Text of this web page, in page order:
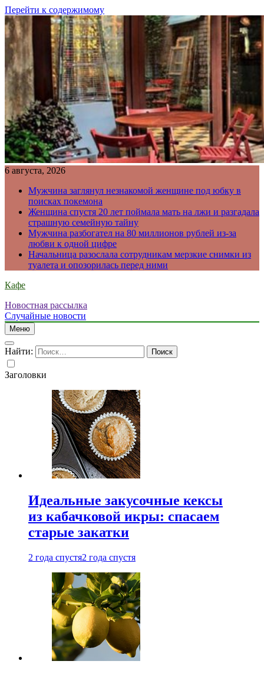
Перейти к содержимому
6 августа, 2026
Мужчина заглянул незнакомой женщине под юбку в
поисках покемона
Женщина спустя 20 лет поймала мать на лжи и разгадала
страшную семейную тайну
Мужчина разбогател на 80 миллионов рублей из-за
любви к одной цифре
Начальница разослала сотрудникам мерзкие снимки из
туалета и опозорилась перед ними
Кафе
Новостная рассылка
Случайные новости
Меню
Найти:
Заголовки
Идеальные закусочные кексы
из кабачковой икры: спасаем
старые закатки
2 года спустя2 года спустя